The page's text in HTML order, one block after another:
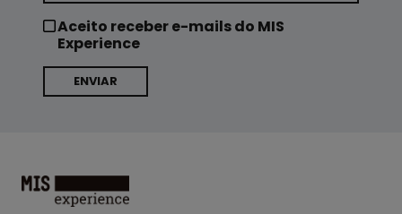
Aceito receber e-mails do MIS
Experience